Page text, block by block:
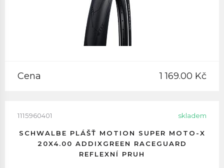
Cena 1 169.00 Kč
1115960401 skladem
SCHWALBE PLÁŠŤ MOTION SUPER MOTO-X
20X4.00 ADDIXGREEN RACEGUARD
REFLEXNÍ PRUH